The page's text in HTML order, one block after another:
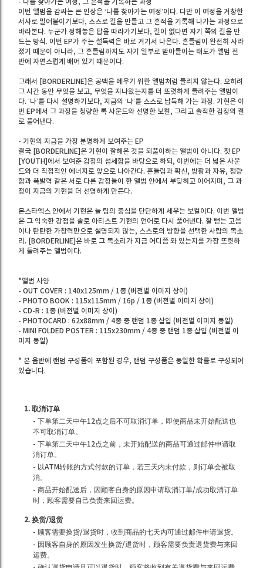
이번 앨범을 감싸는 큰 인상은 ‘나를 찾아가는 여정’이다. 다만 이 여정을 거창한
서사로 밀어붙이기보다, 스스로 길을 만들고 그 흔적을 기록해 나가는 과정으로
바라본다. 누군가 정해놓은 답을 따라가기보다, 길이 없다면 자기 쪽의 길을 만
드는 방식. 이번 EP가 주는 설득력은 바로 거기서 나온다. 흔들림이 완전히 사라
졌기 때문이 아니라, 그 흔들림까지도 자기 일부로 받아들이는 태도가 앨범 전
반에 자연스럽게 배어 있기 때문이다.
그래서 [BORDERLINE]은 공백을 메우기 위한 앨범처럼 들리지 않는다. 오히려
그 시간 동안 무엇을 보고, 무엇을 지나왔는지를 더 또렷하게 들려주는 앨범이
다. ‘나’를 다시 설명하기보다, 지금의 ‘나’를 스스로 납득해 가는 과정. 기현은 이
번 EP에서 그 과정을 청량한 록 사운드와 선명한 보컬, 그리고 솔직한 감정의 결
로 풀어낸다.
- 기현의 지금을 가장 분명하게 보여주는 EP
결국 [BORDERLINE]은 기현이 잘해온 것을 되풀이하는 앨범이 아니다. 첫 EP
[YOUTH]에서 보여준 감정의 섬세함을 바탕으로 하되, 이번에는 더 넓은 사운
드와 더 직접적인 에너지로 앞으로 나아간다. 흔들림과 확신, 방황과 자유, 청량
함과 폭발력 같은 서로 다른 감정들이 한 앨범 안에서 부딪히고 이어지며, 그 과
정이 지금의 기현을 더 선명하게 만든다.
몬스타엑스 안에서 기현은 늘 팀의 중심을 단단하게 세우는 보컬이다. 이번 앨범
은 그 익숙한 강점을 솔로 아티스트 기현의 언어로 다시 풀어낸다. 잘 뻗는 고음
이나 탄탄한 가창력만으로 설명되지 않는, 스스로의 방향을 선택한 사람의 목소
리. [BORDERLINE]은 바로 그 목소리가 지금 어디쯤 와 있는지를 가장 또렷하
게 들려주는 앨범이다.
*앨범 사양
- OUT COVER : 140x125mm / 1종 (버전별 이미지 상이)
- PHOTO BOOK : 115x115mm / 16p / 1종 (버전별 이미지 상이)
- CD-R : 1종 (버전별 이미지 상이)
- PHOTOCARD : 62x88mm / 4종 중 랜덤 1종 삽입 (버전별 이미지 동일)
- MINI FOLDED POSTER : 115x230mm / 4종 중 랜덤 1종 삽입 (버전별 이
미지 동일)
* 본 음반에 랜덤 구성품이 포함된 경우, 랜덤 구성품은 동일한 확률로 구성되어
있습니다.
1. 取消订单
- 下单第二天中午12点之后不可取消订单，即使商品未开始配送也
不可取消订单。
- 下单第二天中午12点之前，未开始配送的商品可通过邮件申请取
消订单。
- 以ATM转账的方式付款的订单，若三天内未付款，则订单会被取
消。
- 商品开始配送后，因顾客自身的原因申请取消订单/成功取消订单
时，顾客需要自己负责来回运费。
2. 换货/退货
- 顾客需要换货/退货时，收到商品的七天内可通过邮件申请退货。
- 因顾客自身的原因发生换货/退货时，顾客需要负责退货费与来回
运费。